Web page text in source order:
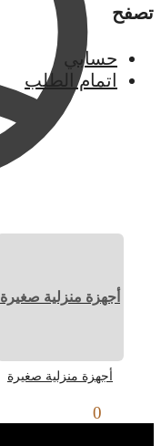
تصفح
حسابي
اتمام الطلب
أجهزة منزلية صغيرة
أجهزة منزلية صغيرة
0